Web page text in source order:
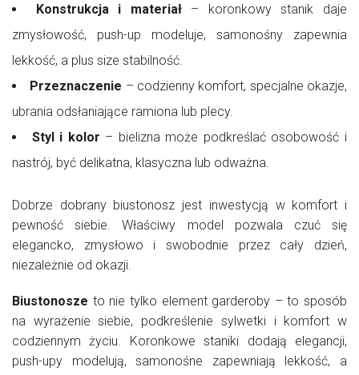
Konstrukcja i materiał– koronkowy stanik daje
zmysłowość, push-up modeluje, samonośny zapewnia
lekkość, a plus size stabilność.
Przeznaczenie – codzienny komfort, specjalne okazje,
ubrania odsłaniające ramiona lub plecy.
Styl i kolor – bielizna może podkreślać osobowość i
nastrój, być delikatna, klasyczna lub odważna.
Dobrze dobrany biustonosz jest inwestycją w komfort i
pewność siebie. Właściwy model pozwala czuć się
elegancko, zmysłowo i swobodnie przez cały dzień,
niezależnie od okazji.
Biustonosze to nie tylko element garderoby – to sposób
na wyrażenie siebie, podkreślenie sylwetki i komfort w
codziennym życiu. Koronkowe staniki dodają elegancji,
push-upy modelują, samonośne zapewniają lekkość, a